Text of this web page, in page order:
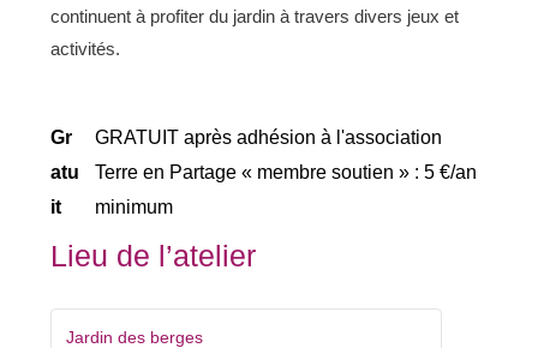
continuent à profiter du jardin à travers divers jeux et
activités.
Gr
atu
it
GRATUIT après adhésion à l'association
Terre en Partage « membre soutien » : 5 €/an
minimum
Lieu de l’atelier
Jardin des berges